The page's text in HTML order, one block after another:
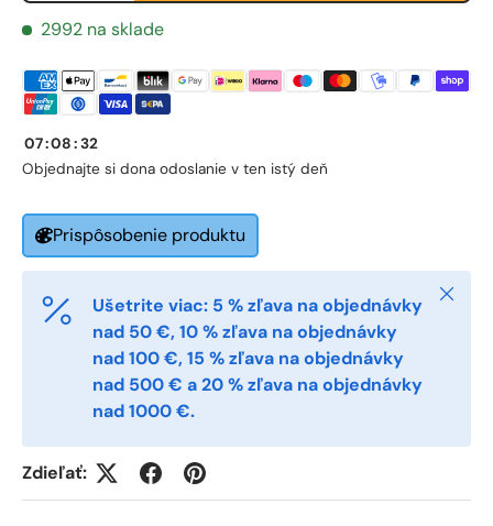
Fornavn
Etternavn *
Postnummer *
Antall
2992 na sklade
Objednajte si do
07:08: 32
na odoslanie v ten istý deň
Prispôsobenie produktu
Ušetrite viac: 5 % zľava na objednávky
nad 50 €, 10 % zľava na objednávky
nad 100 €, 15 % zľava na objednávky
nad 500 € a 20 % zľava na objednávky
nad 1000 €.
Zdieľať: